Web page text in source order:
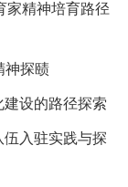
家精神培育路径
神探赜
建设的路径探索
伍入驻实践与探